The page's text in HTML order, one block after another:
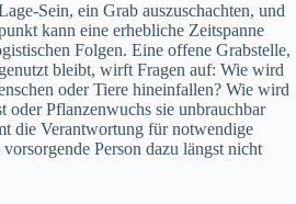
Sein, ein Grab auszuschachten, und
kann eine erhebliche Zeitspanne
Folgen. Eine offene Grabstelle,
bleibt, wirft Fragen auf: Wie wird
oder Tiere hineinfallen? Wie wird
oder Pflanzenwuchs sie unbrauchbar
die Verantwortung für notwendige
Person dazu längst nicht